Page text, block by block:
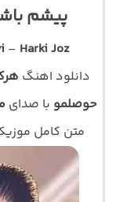
پیشم
– Harki Joz
دانلود اهنگ
حوصلمو با صدای
متن کامل موزیک